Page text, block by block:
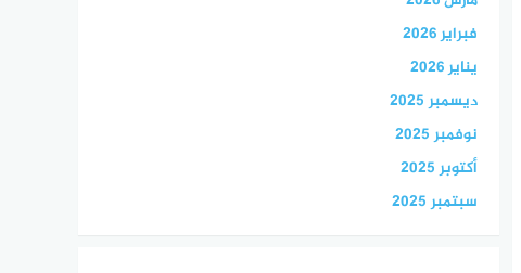
فبراير 2026
يناير 2026
ديسمبر 2025
نوفمبر 2025
أكتوبر 2025
سبتمبر 2025